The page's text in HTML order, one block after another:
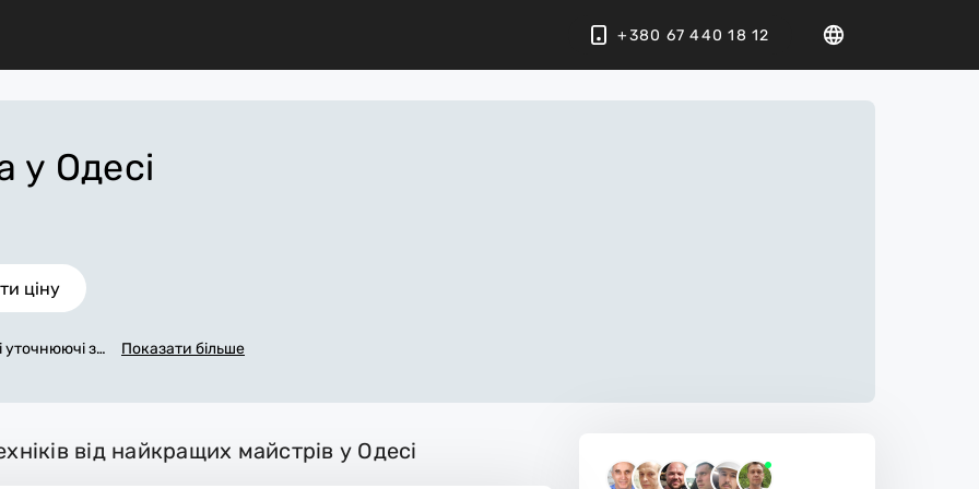
+380 67 440 18 12
у Одесі
ціну
уточнюючі за
Виконав
Показати більше
від найкращих майстрів у Одесі